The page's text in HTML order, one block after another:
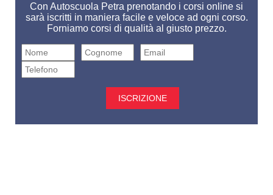
Con Autoscuola Petra prenotando i corsi online si
sarà iscritti in maniera facile e veloce ad ogni corso.
Forniamo corsi di qualità al giusto prezzo.